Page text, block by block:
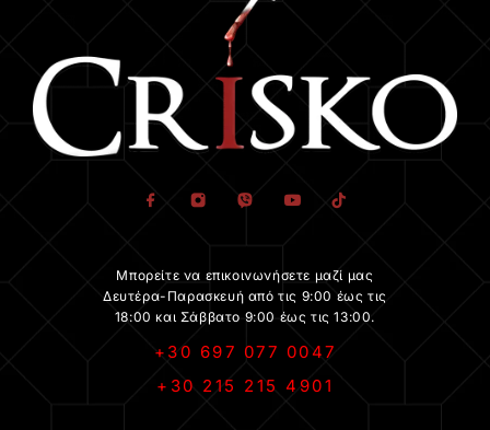
Μπορείτε να επικοινωνήσετε μαζί μας
Δευτέρα-Παρασκευή από τις 9:00 έως τις
18:00 και Σάββατο 9:00 έως τις 13:00.
+30 697 077 0047
+30 215 215 4901